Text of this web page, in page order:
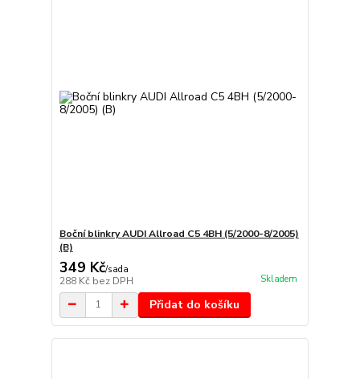
Boční blinkry AUDI Allroad C5 4BH (5/2000-8/2005)
(B)
349 Kč/sada
288 Kč bez DPH Skladem
Přidat do košíku